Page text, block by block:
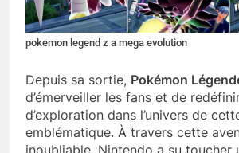
pokemon legend z a mega evolution
Depuis sa sortie, Pokémon
d’émerveiller les fans et de
d’exploration dans l’univers de
emblématique. À travers cette